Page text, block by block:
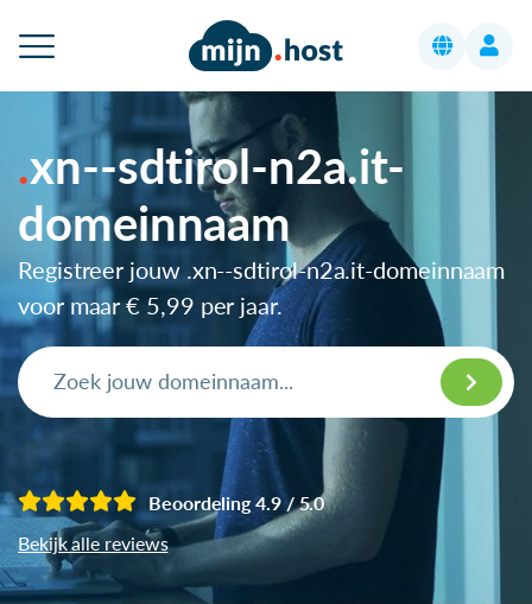
xn--sdtirol-n2a.it-
domeinnaam
Registreer jouw .xn--sdtirol-n2a.it-domeinnaam
voor maar€ 5,99 per jaar.
Beoordeling 4.9 / 5.0
Bekijk alle reviews